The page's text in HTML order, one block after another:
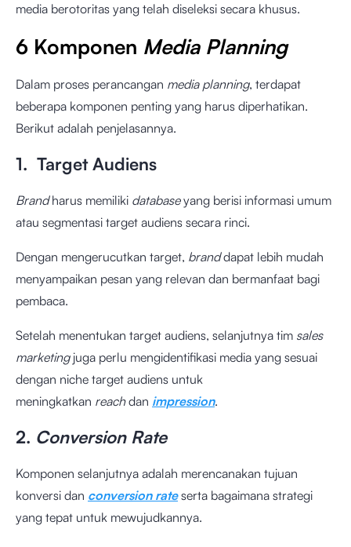
media berotoritas yang telah diseleksi secara khusus.
6 Komponen Media Planning
Dalam proses perancangan media planning, terdapat
beberapa komponen penting yang harus diperhatikan.
Berikut adalah penjelasannya.
1. Target Audiens
Brandharus memiliki databaseyang berisi informasi umum
atau segmentasi target audiens secara rinci.
Dengan mengerucutkan target, branddapat lebih mudah
menyampaikan pesan yang relevan dan bermanfaat bagi
pembaca.
Setelah menentukan target audiens, selanjutnya tim sales
marketing juga perlu mengidentifikasi media yang sesuai
dengan niche target audiens untuk
meningkatkan reachdan impression.
2. Conversion Rate
Komponen selanjutnya adalah merencanakan tujuan
konversi dan conversion rate serta bagaimana strategi
yang tepat untuk mewujudkannya.